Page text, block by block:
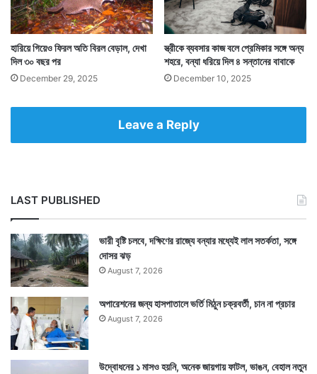
হারিয়ে গিয়েও ফিরল অতি বিরল বেড়াল, দেখা
দিল ৩০ বছর পর
December 29, 2025
স্ত্রীকে ব্যবসার কাজ বলে প্রেমিকার সঙ্গে অন্য
শহরে, বন্যা ধরিয়ে দিল ৪ সন্তানের বাবাকে
December 10, 2025
Leave a Reply
LAST PUBLISHED
ভারী বৃষ্টি চলবে, দক্ষিণের রাজ্যে বন্যার মধ্যেই লাল সতর্কতা, সঙ্গে
দোসর ঝড়
August 7, 2026
অপারেশনের জন্য হাসপাতালে ভর্তি মিঠুন চক্রবর্তী, চান না প্রচার
August 7, 2026
উদ্বোধনের ১ মাসও হয়নি, অনেক জায়গায় ফাটল, ভাঙন, বেহাল নতুন